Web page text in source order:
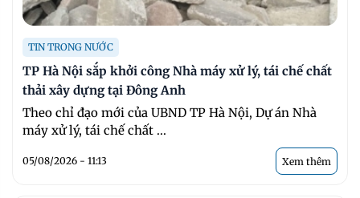
TIN TRONG NƯỚC
TP Hà Nội sắp khởi công Nhà máy xử lý, tái chế chất
thải xây dựng tại Đông Anh
Theo chỉ đạo mới của UBND TP Hà Nội, Dự án Nhà
máy xử lý, tái chế chất ...
05/08/2026 - 11:13 Xem thêm